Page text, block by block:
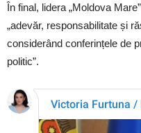
În final, lidera „Moldova
„adevăr, responsabilitate și
considerând conferințele de
politic”.